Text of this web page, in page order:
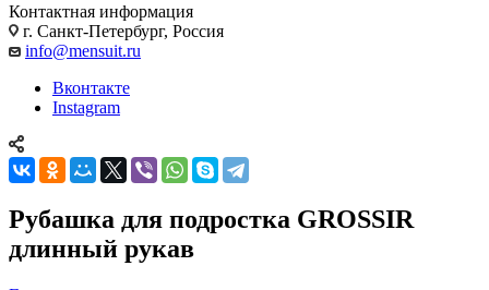
Контактная информация
г. Санкт-Петербург, Россия
info@mensuit.ru
Вконтакте
Instagram
Рубашка для подростка GROSSIR
длинный рукав